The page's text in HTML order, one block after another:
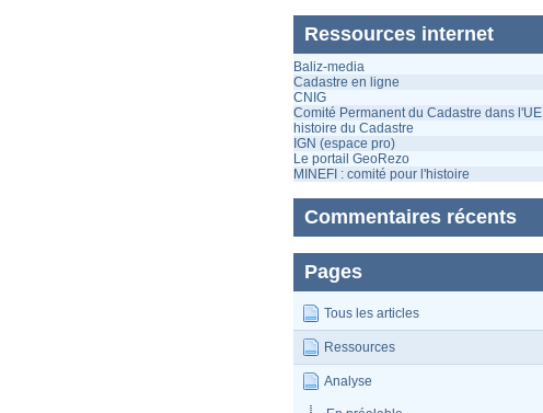
Ressources internet
Baliz-media
Cadastre en ligne
CNIG
Comité Permanent du Cadastre dans l'UE
histoire du Cadastre
IGN (espace pro)
Le portail GeoRezo
MINEFI : comité pour l'histoire
Commentaires récents
Pages
Tous les articles
Ressources
Analyse